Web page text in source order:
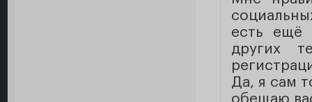
есть ещё
других
Да, я сам
обещаю